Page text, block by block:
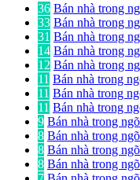
36 Bán nhà trong
33 Bán nhà trong
31 Bán nhà trong
14 Bán nhà trong
12 Bán nhà trong
11 Bán nhà trong
11 Bán nhà trong
11 Bán nhà trong
9 Bán nhà trong
8 Bán nhà trong
8 Bán nhà trong
8 Bán nhà trong